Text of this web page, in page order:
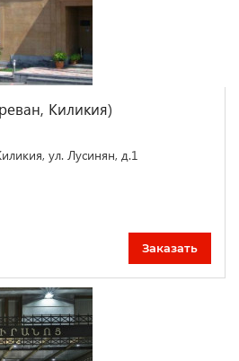
Киликия)
ул. Лусинян, д.1
Заказать